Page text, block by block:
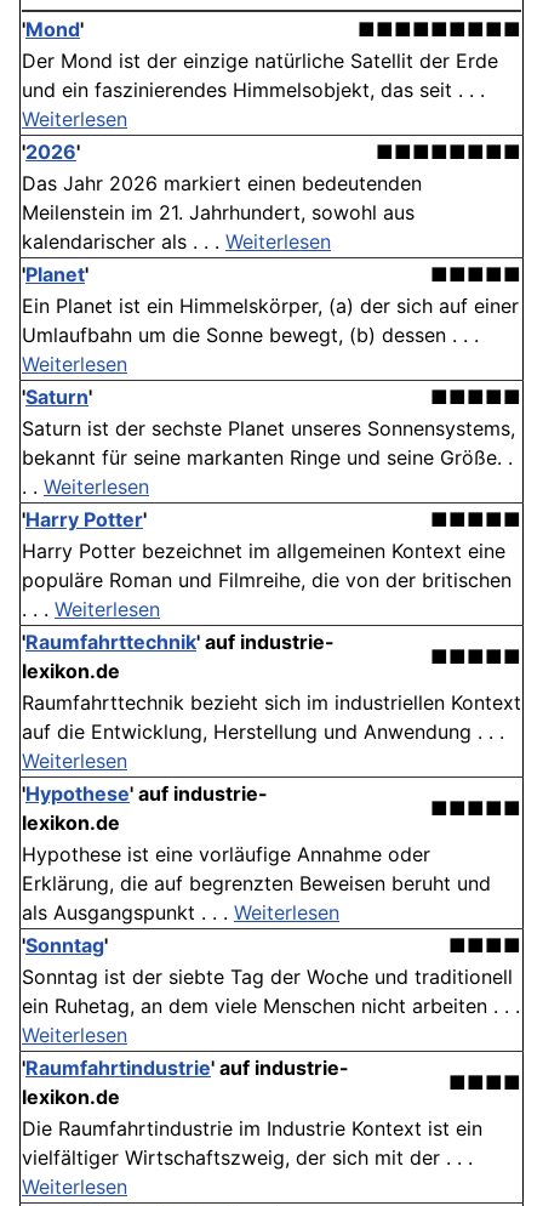
'Mond'
■■■■■■■■■
Der Mond ist der einzige natürliche Satellit der Erde
und ein faszinierendes Himmelsobjekt, das seit . . .
Weiterlesen
'2026'
■■■■■■■■
Das Jahr 2026 markiert einen bedeutenden
Meilenstein im 21. Jahrhundert, sowohl aus
kalendarischer als . . . Weiterlesen
'Planet'
■■■■■
Ein Planet ist ein Himmelskörper, (a) der sich auf einer
Umlaufbahn um die Sonne bewegt, (b) dessen . . .
Weiterlesen
'Saturn'
■■■■■
Saturn ist der sechste Planet unseres Sonnensystems,
bekannt für seine markanten Ringe und seine Größe. .
. . Weiterlesen
'Harry Potter'
■■■■■
Harry Potter bezeichnet im allgemeinen Kontext eine
populäre Roman und Filmreihe, die von der britischen
. . . Weiterlesen
'Raumfahrttechnik' auf industrie-
lexikon.de
■■■■■
Raumfahrttechnik bezieht sich im industriellen Kontext
auf die Entwicklung, Herstellung und Anwendung . . .
Weiterlesen
'Hypothese' auf industrie-
lexikon.de
■■■■■
Hypothese ist eine vorläufige Annahme oder
Erklärung, die auf begrenzten Beweisen beruht und
als Ausgangspunkt . . . Weiterlesen
'Sonntag'
■■■■
Sonntag ist der siebte Tag der Woche und traditionell
ein Ruhetag, an dem viele Menschen nicht arbeiten . . .
Weiterlesen
'Raumfahrtindustrie' auf industrie-
lexikon.de
■■■■
Die Raumfahrtindustrie im Industrie Kontext ist ein
vielfältiger Wirtschaftszweig, der sich mit der . . .
Weiterlesen